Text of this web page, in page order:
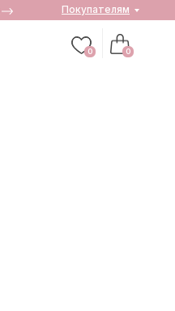
0
0
Покупателям